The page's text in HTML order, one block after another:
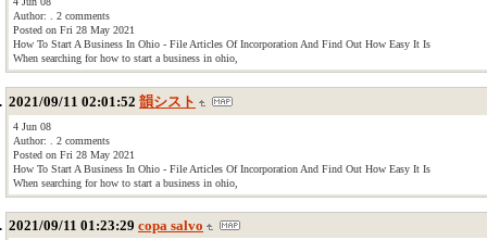
Author: . 2 comments
Posted on Fri 28 May 2021
How To Start A Business In Ohio - File Articles Of Incorporation And Find Out How Easy It Is
When searching for how to start a business in ohio,
2021/09/11 02:01:52 韻シスト
4 Jun 08
Author: . 2 comments
Posted on Fri 28 May 2021
How To Start A Business In Ohio - File Articles Of Incorporation And Find Out How Easy It Is
When searching for how to start a business in ohio,
2021/09/11 01:23:29 copa salvo